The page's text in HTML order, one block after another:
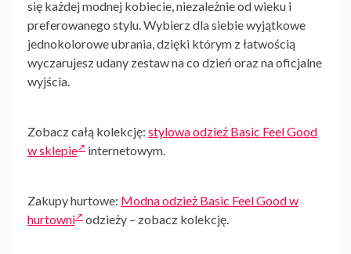
się każdej modnej kobiecie, niezależnie od wieku i
preferowanego stylu. Wybierz dla siebie wyjątkowe
jednokolorowe ubrania, dzięki którym z łatwością
wyczarujesz udany zestaw na co dzień oraz na oficjalne
wyjścia.
Zobacz całą kolekcję: stylowa odzież Basic Feel Good
w sklepie
internetowym.
Zakupy hurtowe: Modna odzież Basic Feel Good w
hurtowni
odzieży – zobacz kolekcję.